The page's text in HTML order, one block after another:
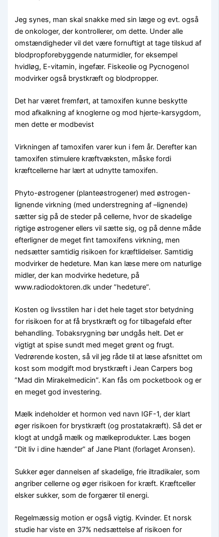
Jeg synes, man skal snakke med sin læge og evt. også
de onkologer, der kontrollerer, om dette. Under alle
omstændigheder vil det være fornuftigt at tage tilskud af
blodpropforebyggende naturmidler, for eksempel
hvidløg, E-vitamin, ingefær. Fiskeolie og Pycnogenol
modvirker også brystkræft og blodpropper.
Det har været fremført, at tamoxifen kunne beskytte
mod afkalkning af knoglerne og mod hjerte-karsygdom,
men dette er modbevist
Virkningen af tamoxifen varer kun i fem år. Derefter kan
tamoxifen stimulere kræftvæksten, måske fordi
kræftcellerne har lært at udnytte tamoxifen.
Phyto-østrogener (planteøstrogener) med østrogen-
lignende virkning (med understregning af –lignende)
sætter sig på de steder på cellerne, hvor de skadelige
rigtige østrogener ellers vil sætte sig, og på denne måde
efterligner de meget fint tamoxifens virkning, men
nedsætter samtidig risikoen for kræftlidelser. Samtidig
modvirker de hedeture. Man kan læse mere om naturlige
midler, der kan modvirke hedeture, på
www.radiodoktoren.dk under ”hedeture”.
Kosten og livsstilen har i det hele taget stor betydning
for risikoen for at få brystkræft og for tilbagefald efter
behandling. Tobaksrygning bør undgås helt. Det er
vigtigt at spise sundt med meget grønt og frugt.
Vedrørende kosten, så vil jeg råde til at læse afsnittet om
kost som modgift mod brystkræft i Jean Carpers bog
”Mad din Mirakelmedicin”. Kan fås om pocketbook og er
en meget god investering.
Mælk indeholder et hormon ved navn IGF-1, der klart
øger risikoen for brystkræft (og prostatakræft). Så det er
klogt at undgå mælk og mælkeprodukter. Læs bogen
”Dit liv i dine hænder” af Jane Plant (forlaget Aronsen).
Sukker øger dannelsen af skadelige, frie iltradikaler, som
angriber cellerne og øger risikoen for kræft. Kræftceller
elsker sukker, som de forgærer til energi.
Regelmæssig motion er også vigtig. Kvinder. Et norsk
studie har viste en 37% nedsættelse af risikoen for